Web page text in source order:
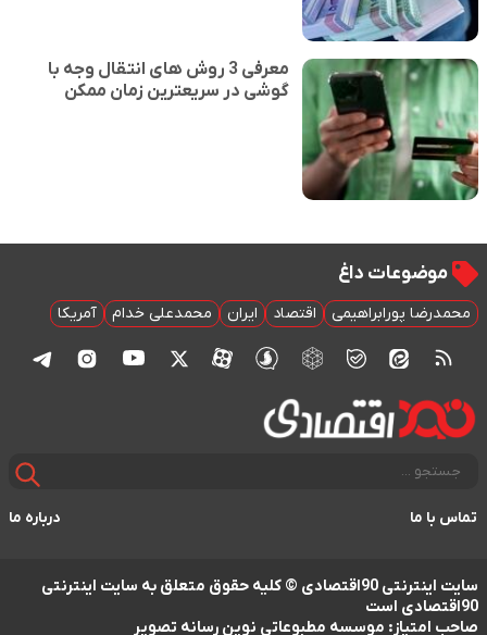
معرفی 3 روش های انتقال وجه با
گوشی در سریعترین زمان ممکن
موضوعات داغ
پورابراهیمی اقتصاد ایران محمدعلی خدام آمریکا
با ما درباره ما
سایت اینترنتی 90اقتصادی © کلیه حقوق متعلق به سایت اینترنتی
امتیاز: موسسه مطبوعاتی نوین رسانه تصویر